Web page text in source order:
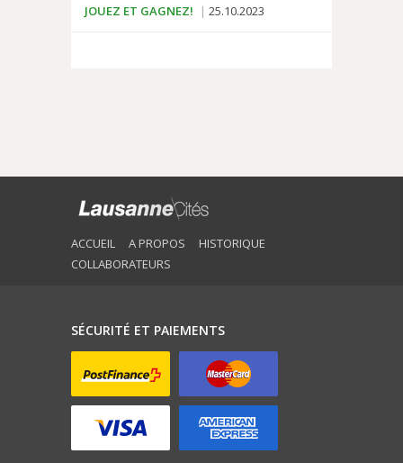
JOUEZ ET GAGNEZ! 25.10.2023
ACCUEIL A PROPOS
HISTORIQUE
COLLABORATEURS
SÉCURITÉ ET PAIEMENTS